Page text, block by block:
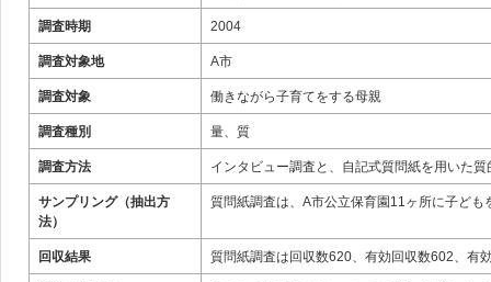
調査時期 2004
調査対象地 A市
調査対象 働きながら子育てをする母親
調査種別 量、質
調査方法 インタビュー調査と、自記式質問紙を用いた質
サンプリング（抽出方
法）
質問紙調査は、A市公立保育園11ヶ所に子ど
回収結果 質問紙調査は回収数620、有効回収数602、有